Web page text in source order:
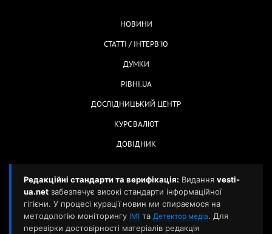
НОВИНИ
СТАТТІ / ІНТЕРВ'Ю
ДУМКИ
РІВНІ.UA
ДОСЛІДНИЦЬКИЙ ЦЕНТР
КУРС ВАЛЮТ
ДОВІДНИК
Редакційні стандарти та верифікація: Видання vesti-
ua.net забезпечує високі стандарти інформаційної
гігієни. У процесі курації новин ми спираємося на
методологію моніторингу ІМІ та Детектор медіа. Для
перевірки достовірності матеріалів редакція